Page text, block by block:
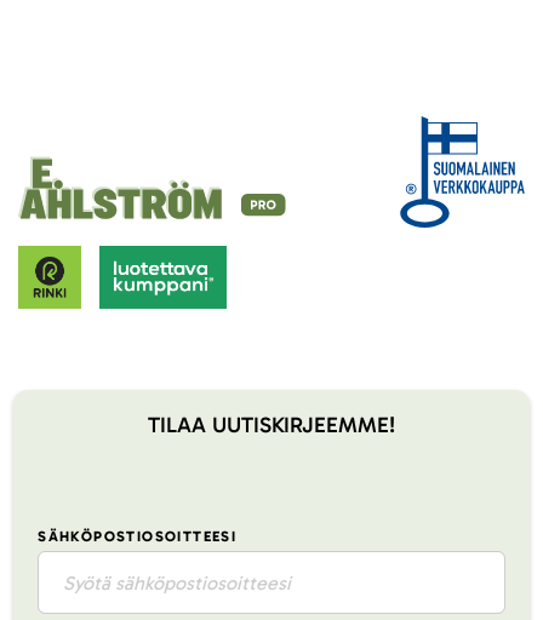
TILAA UUTISKIRJEEMME!
SÄHKÖPOSTIOSOITTEESI